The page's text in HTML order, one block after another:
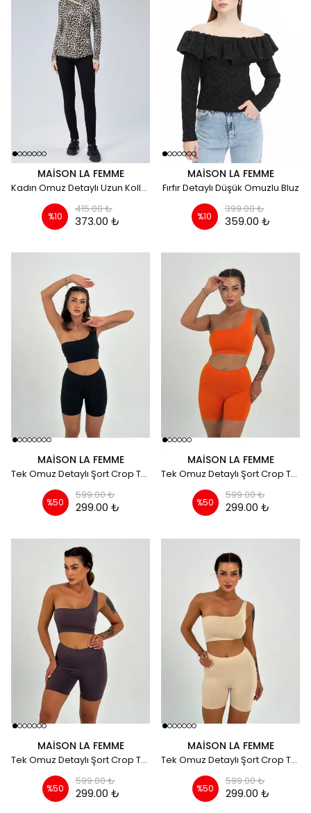
MAISON LA FEMME
Kadın Omuz Detaylı Uzun Kollu Bluz - Leopar
%10
415.00 ₺
373.00 ₺
MAISON LA FEMME
Fırfır Detaylı Düşük Omuzlu Bluz
%10
399.00 ₺
359.00 ₺
MAISON LA FEMME
Tek Omuz Detaylı Şort Crop Takım - siyah
%50
599.00 ₺
299.00 ₺
MAISON LA FEMME
Tek Omuz Detaylı Şort Crop Takım - turuncu
%50
599.00 ₺
299.00 ₺
MAISON LA FEMME
Tek Omuz Detaylı Şort Crop Takım - gül kurusu
%50
599.00 ₺
299.00 ₺
MAISON LA FEMME
Tek Omuz Detaylı Şort Crop Takım - Bej
%50
599.00 ₺
299.00 ₺